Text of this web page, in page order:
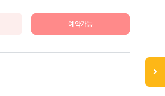
예약가능